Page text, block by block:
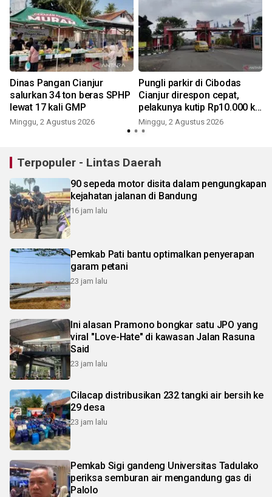
Dinas Pangan Cianjur
salurkan 34 ton beras SPHP
lewat 17 kali GMP
Minggu, 2 Agustus 2026
Pungli parkir di Cibodas
Cianjur direspon cepat,
pelakunya kutip Rp10.000 ke
pengendara
Minggu, 2 Agustus 2026
Terpopuler - Lintas Daerah
90 sepeda motor disita dalam pengungkapan
kejahatan jalanan di Bandung
16 jam lalu
Pemkab Pati bantu optimalkan penyerapan
garam petani
23 jam lalu
Ini alasan Pramono bongkar satu JPO yang
viral "Love-Hate" di kawasan Jalan Rasuna
Said
23 jam lalu
Cilacap distribusikan 232 tangki air bersih ke
29 desa
23 jam lalu
Pemkab Sigi gandeng Universitas Tadulako
periksa semburan air mengandung gas di
Palolo